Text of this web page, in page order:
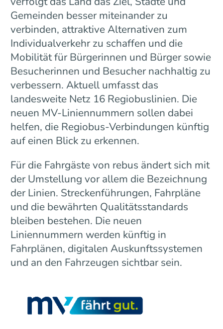
Gemeinden besser miteinander zu
verbinden, attraktive Alternativen zum
Individualverkehr zu schaffen und die
Mobilität für Bürgerinnen und Bürger sowie
Besucherinnen und Besucher nachhaltig zu
verbessern. Aktuell umfasst das
landesweite Netz 16 Regiobuslinien. Die
neuen MV-Liniennummern sollen dabei
helfen, die Regiobus-Verbindungen künftig
auf einen Blick zu erkennen.
Für die Fahrgäste von rebus ändert sich mit
der Umstellung vor allem die Bezeichnung
der Linien. Streckenführungen, Fahrpläne
und die bewährten Qualitätsstandards
bleiben bestehen. Die neuen
Liniennummern werden künftig in
Fahrplänen, digitalen Auskunftssystemen
und an den Fahrzeugen sichtbar sein.